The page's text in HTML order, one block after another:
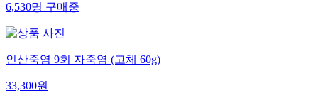
6,530명구매중
인산죽염 9회 자죽염 (고체 60g)
33,300원